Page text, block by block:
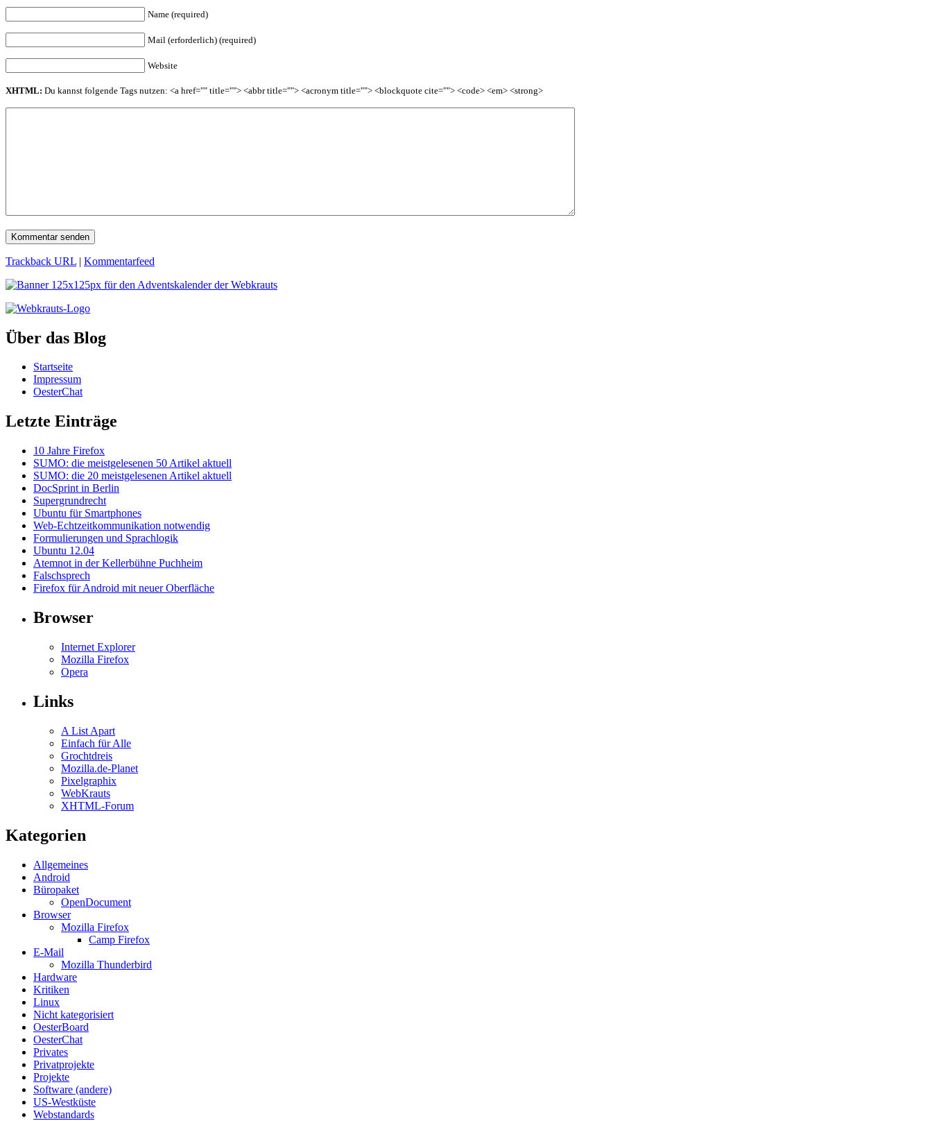
Name (required)
Mail (erforderlich) (required)
Website
XHTML: Du kannst folgende Tags nutzen: <a href="" title=""> <abbr title=""> <acronym title=""> <blockquote cite=""> <code> <em> <strong>
Trackback URL | Kommentarfeed
Über das Blog
Startseite
Impressum
OesterChat
Letzte Einträge
10 Jahre Firefox
SUMO: die meistgelesenen 50 Artikel aktuell
SUMO: die 20 meistgelesenen Artikel aktuell
DocSprint in Berlin
Supergrundrecht
Ubuntu für Smartphones
Web-Echtzeitkommunikation notwendig
Formulierungen und Sprachlogik
Ubuntu 12.04
Atemnot in der Kellerbühne Puchheim
Falschsprech
Firefox für Android mit neuer Oberfläche
Browser
Internet Explorer
Mozilla Firefox
Opera
Links
A List Apart
Einfach für Alle
Grochtdreis
Mozilla.de-Planet
Pixelgraphix
WebKrauts
XHTML-Forum
Kategorien
Allgemeines
Android
Büropaket
OpenDocument
Browser
Mozilla Firefox
Camp Firefox
E-Mail
Mozilla Thunderbird
Hardware
Kritiken
Linux
Nicht kategorisiert
OesterBoard
OesterChat
Privates
Privatprojekte
Projekte
Software (andere)
US-Westküste
Webstandards